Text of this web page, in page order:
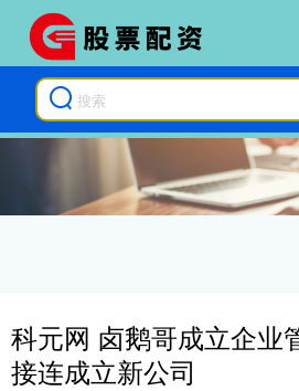
科元网 卤鹅哥成立企业
接连成立新公司